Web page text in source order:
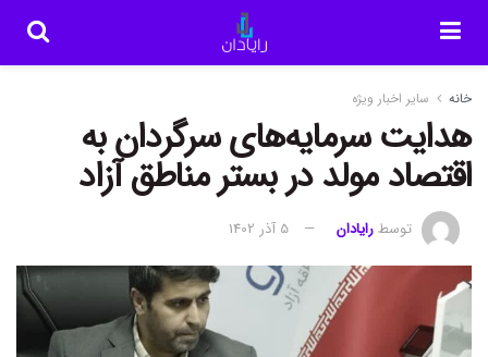
خانه سایر اخبار ویژه
هدایت سرمایه‌های سرگردان به
اقتصاد مولد در بستر مناطق آزاد
توسطرایادان 5 آذر 1402